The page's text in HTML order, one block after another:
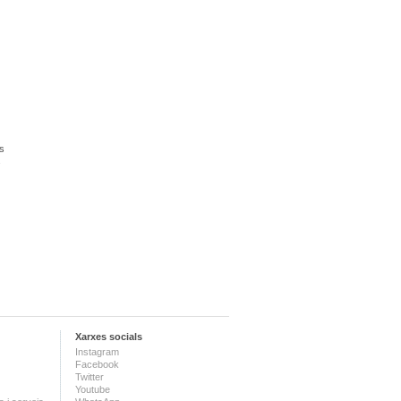
Xarxes socials
Instagram
Facebook
Twitter
Youtube